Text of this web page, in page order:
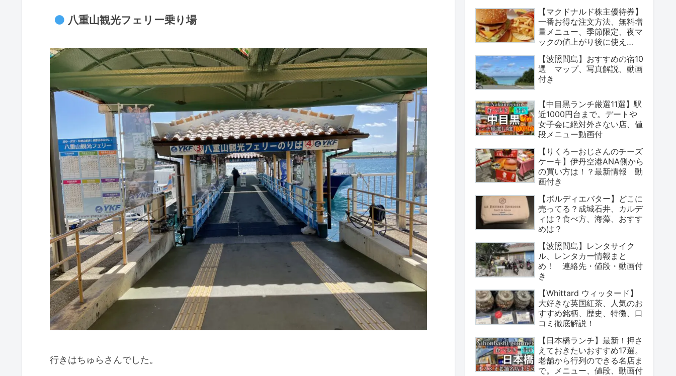
八重山観光フェリー乗り場
行きはちゅらさんでした。
【マクドナルド株主優待券】
一番お得な注文方法、無料増
量メニュー、季節限定、夜マ
ックの値上がり後に使え
【波照間島】おすすめの宿10
選 マップ、写真解説、動画
付き
【中目黒ランチ厳選11選】駅
近1000円台まで。デートや
女子会に絶対外さない店、値
段メニュー動画付
【りくろーおじさんのチーズ
ケーキ】伊丹空港ANA側から
の買い方は！？最新情報 動
画付き
【ボルディエバター】どこに
売ってる？成城石井、カルデ
ィは？食べ方、海藻、おすす
めは？
【波照間島】レンタサイク
ル、レンタカー情報まと
め！ 連絡先・値段・動画付
き
【Whittard ウィッタード】
大好きな英国紅茶、人気のお
すすめ銘柄、歴史、特徴、口
コミ徹底解説！
【日本橋ランチ】最新！押さ
えておきたいおすすめ17選。
老舗から行列のできる名店ま
で。メニュー、値段、動画付